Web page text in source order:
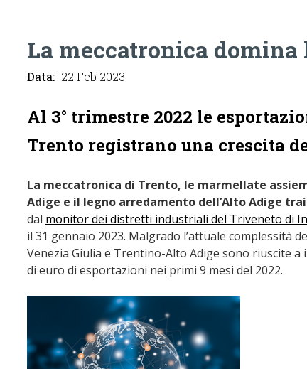
La meccatronica domina
Data: 22 Feb 2023
Al 3° trimestre 2022 le
Trento registrano una crescita
La meccatronica di Trento, le marmellate
Adige e il legno arredamento dell’Alto Adige
dal monitor dei distretti industriali del Triveneto di
il 31 gennaio 2023. Malgrado l’attuale complessità
Venezia Giulia e Trentino-Alto Adige sono riuscite
di euro di esportazioni nei primi 9 mesi del 2022.